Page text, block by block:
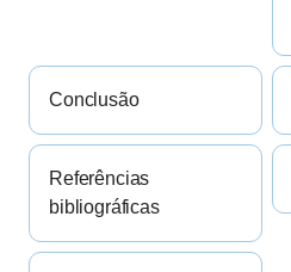
Conclusão
Referências
bibliográficas